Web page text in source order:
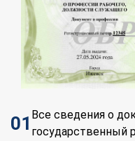
01 Все сведения о